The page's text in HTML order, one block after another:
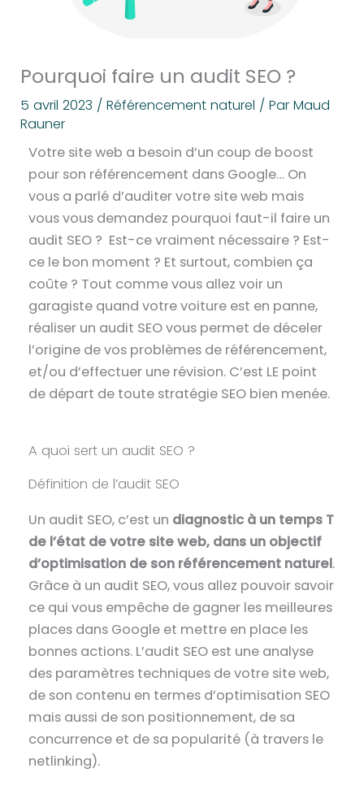
Pourquoi faire un audit SEO ?
5 avril 2023 /Référencement naturel / ParMaud
Rauner
Votre site web a besoin d’un coup de boost
pour son référencement dans Google… On
vous a parlé d’auditer votre site web mais
vous vous demandez pourquoi faut-il faire un
audit SEO ? Est-ce vraiment nécessaire ? Est-
ce le bon moment ? Et surtout, combien ça
coûte ? Tout comme vous allez voir un
garagiste quand votre voiture est en panne,
réaliser un audit SEO vous permet de déceler
l’origine de vos problèmes de référencement,
et/ou d’effectuer une révision. C’est LE point
de départ de toute stratégie SEO bien menée.
A quoi sert un audit SEO ?
Définition de l’audit SEO
Un audit SEO, c’est un diagnostic à un temps T
de l’état de votre site web, dans un objectif
d’optimisation de son référencement naturel.
Grâce à un audit SEO, vous allez pouvoir savoir
ce qui vous empêche de gagner les meilleures
places dans Google et mettre en place les
bonnes actions. L’audit SEO est une analyse
des paramètres techniques de votre site web,
de son contenu en termes d’optimisation SEO
mais aussi de son positionnement, de sa
concurrence et de sa popularité (à travers le
netlinking).